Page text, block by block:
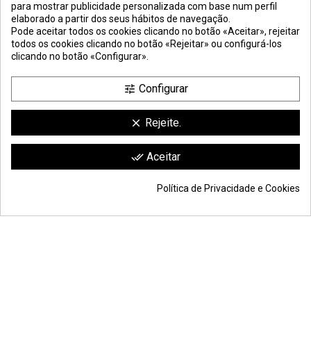
compra aometro linear– mínimo de encomenda:12 metros(fornecido em barras de 3 m)
Adicionar ao carrinho * 57,24 €
clic aquí para mostrar el certificado.
para mostrar publicidade personalizada com base num perfil
elaborado a partir dos seus hábitos de navegação.
Pode aceitar todos os cookies clicando no botão «Aceitar», rejeitar
todos os cookies clicando no botão «Rejeitar» ou configurá-los
clicando no botão «Configurar».
tune Configurar
clear Rejeite.
done_all Aceitar
Política de Privacidade e Cookies